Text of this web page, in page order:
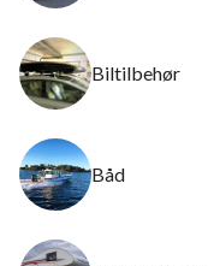
Biltilbehør
Båd